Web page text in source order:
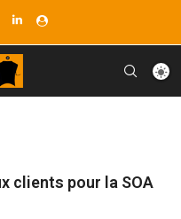
clients pour la SOA